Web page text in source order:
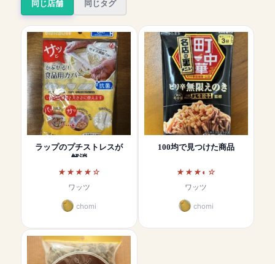
同じ店舗 同じタグ
ラップのプチストレスが
解消
ワッツ
chomi
100均で見つけた商品
ワッツ
chomi